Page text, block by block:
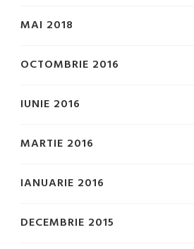
MAI 2018
OCTOMBRIE 2016
IUNIE 2016
MARTIE 2016
IANUARIE 2016
DECEMBRIE 2015